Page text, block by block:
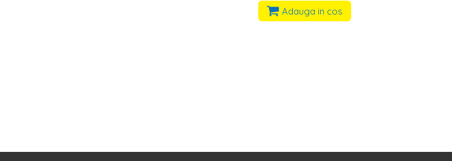
Adauga in cos